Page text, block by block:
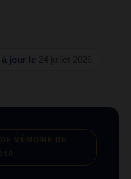
à jour le 24 juillet 2026
MÉMOIRE DE